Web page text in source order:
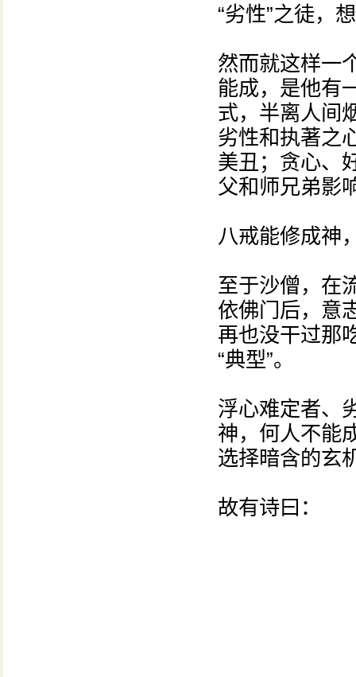
“劣性”之徒，
然而就这样一
能成，是他有
式，半离人间
劣性和执著之
美丑；贪心、
父和师兄弟影
八戒能修成神
至于沙僧，在
依佛门后，意
再也没干过那
“典型”。
浮心难定者、
神，何人不能
选择暗含的玄
故有诗曰：